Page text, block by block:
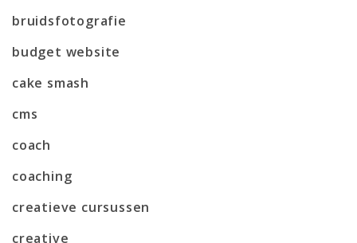
bruidsfotografie
budget website
cake smash
cms
coach
coaching
creatieve cursussen
creative